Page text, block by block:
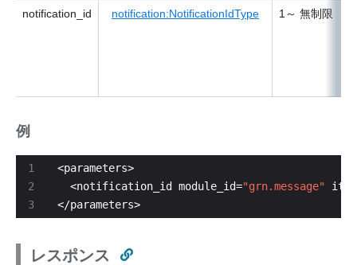
notification_id notification:NotificationIdType 1～ 無制限
例
3
  <notification_id module_id=
"grn.message"
</parameters>
レスポンス